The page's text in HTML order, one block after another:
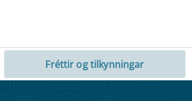
Fréttir og tilkynningar